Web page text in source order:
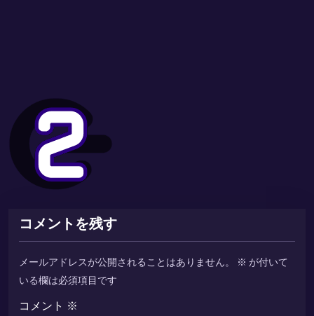
コメントを残す
メールアドレスが公開されることはありません。 ※ が付いて
いる欄は必須項目です
コメント ※